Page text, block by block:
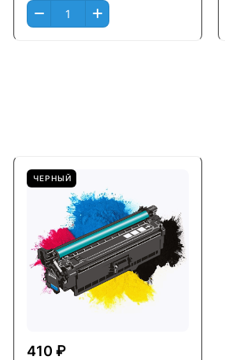
ЧЕРНЫЙ
410 ₽